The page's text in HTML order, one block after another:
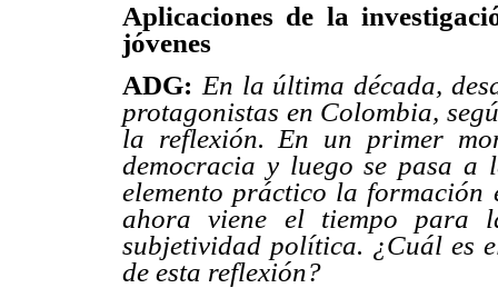
Aplicaciones de la
jóvenes
ADG: En la última década,
protagonistas en Colombia,
la reflexión. En un primer
democracia y luego se pasa a
elemento práctico la formación
ahora viene el tiempo para
subjetividad política. ¿Cuál es
de esta reflexión?